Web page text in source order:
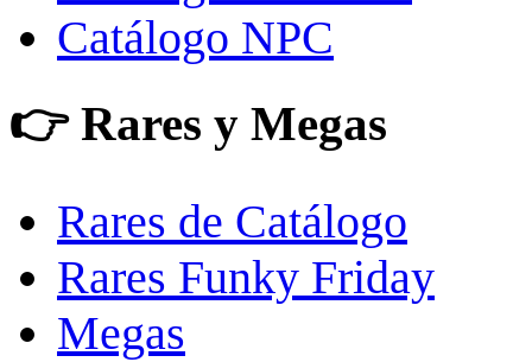
Catálogo NPC
👉 Rares y Megas
Rares de Catálogo
Rares Funky Friday
Megas